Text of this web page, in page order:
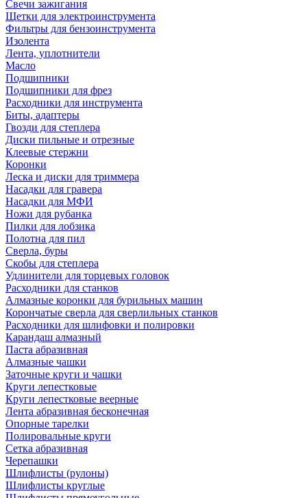
Свечи зажигания
Щетки для электроинструмента
Фильтры для бензоинструмента
Изолента
Лента, уплотнители
Масло
Подшипники
Подшипники для фрез
Расходники для инструмента
Биты, адаптеры
Гвозди для степлера
Диски пильные и отрезные
Клеевые стержни
Коронки
Леска и диски для триммера
Насадки для гравера
Насадки для МФИ
Ножи для рубанка
Пилки для лобзика
Полотна для пил
Сверла, буры
Скобы для степлера
Удлинители для торцевых головок
Расходники для станков
Алмазные коронки для бурильных машин
Корончатые сверла для сверлильных станков
Расходники для шлифовки и полировки
Карандаш алмазный
Паста абразивная
Алмазные чашки
Заточные круги и чашки
Круги лепестковые
Круги лепестковые веерные
Лента абразивная бесконечная
Опорные тарелки
Полировальные круги
Сетка абразивная
Черепашки
Шлифлисты (рулоны)
Шлифлисты круглые